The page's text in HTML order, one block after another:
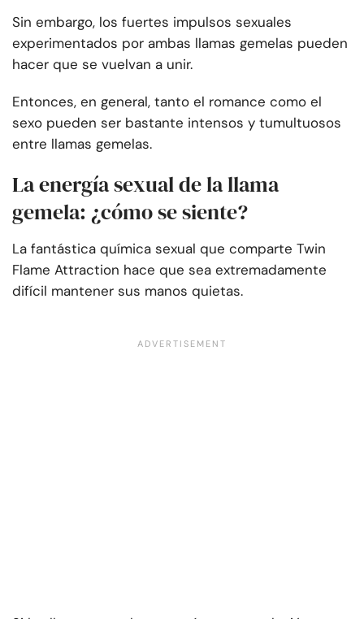
Sin embargo, los fuertes impulsos sexuales
experimentados por ambas llamas gemelas pueden
hacer que se vuelvan a unir.
Entonces, en general, tanto el romance como el
sexo pueden ser bastante intensos y tumultuosos
entre llamas gemelas.
La energía sexual de la llama
gemela: ¿cómo se siente?
La fantástica química sexual que comparte Twin
Flame Attraction hace que sea extremadamente
difícil mantener sus manos quietas.